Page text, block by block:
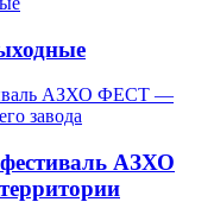
АЗХО